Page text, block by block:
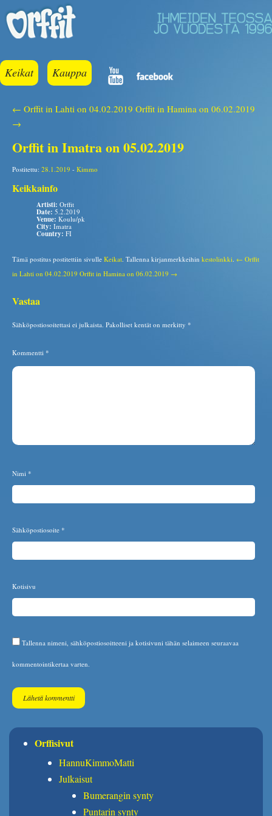
Keikat Kauppa
← Orffit in Lahti on 04.02.2019 Orffit in Hamina on 06.02.2019
→
Orffit in Imatra on 05.02.2019
Postitettu: 28.1.2019 - Kimmo
Keikkainfo
Artisti: Orffit
Date: 5.2.2019
Venue: Koulu/pk
City: Imatra
Country: FI
Tämä postitus postitettiin sivulle Keikat . Tallenna kirjanmerkkeihin kestolinkki ← Orffit
in Lahti on 04.02.2019 Orffit in Hamina on 06.02.2019 →
Vastaa
Sähköpostiosoitettasi ei julkaista. Pakolliset kentät on merkitty *
Kommentti *
Nimi *
Sähköpostiosoite *
Kotisivu
Tallenna nimeni, sähköpostiosoitteeni ja kotisivuni tähän selaimeen seuraavaa
kommentointikertaa varten.
Orffisivut
HannuKimmoMatti
Julkaisut
Bumerangin synty
Puntarin synty